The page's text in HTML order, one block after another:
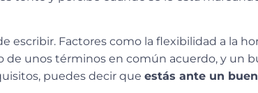
escribir. Factores como la flexibilidad a la
unos términos en común acuerdo, y un
puedes decir que estás ante un